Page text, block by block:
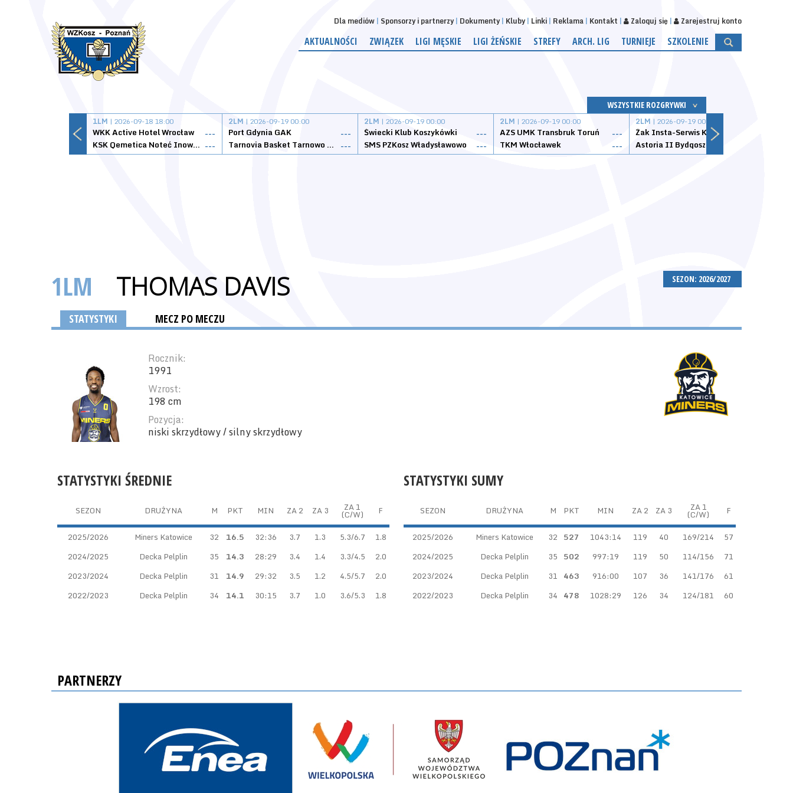
Dla mediów Sponsorzy i partnerzy Dokumenty Kluby Linki Reklama Kontakt Zaloguj się Zarejestruj konto
AKTUALNOŚCI ZWIĄZEK LIGI MĘSKIE LIGI ŻEŃSKIE STREFY ARCH. LIG TURNIEJE SZKOLENIE
WSZYSTKIE ROZGRYWKI
1LM | 2026-09-18 18:00
WKK Active Hotel Wrocław
---
KSK Qemetica Noteć Inowrocław ---
2LM | 2026-09-19 00:00
Port Gdynia GAK
---
Tarnovia Basket Tarnowo Podgórne ---
2LM | 2026-09-19 00:00
Świecki Klub Koszykówki
---
SMS PZKosz Władysławowo
---
2LM | 2026-09-19 00:00
AZS UMK Transbruk Toruń
---
TKM Włocławek
---
2LM | 2026-09-19 00:00
Żak Insta-Serwis Koszalin
Astoria II Bydgoszcz
SEZON: 2026/2027
1LM THOMAS DAVIS
STATYSTYKI MECZ PO MECZU
Rocznik:
1991
Wzrost:
198 cm
Pozycja:
niski skrzydłowy / silny skrzydłowy
STATYSTYKI SUMY
SEZON DRUŻYNA M PKT MIN ZA 2 ZA 3 ZA 1
(C/W) F
2025/2026 Miners Katowice 32 527 1043:14 119 40 169/214
57
2024/2025
Decka Pelplin 35 502 997:19 119 50 114/156
71
2023/2024
Decka Pelplin 31 463 916:00 107 36 141/176
61
2022/2023
Decka Pelplin 34 478 1028:29 126 34 124/181 60
STATYSTYKI ŚREDNIE
SEZON DRUŻYNA M PKT MIN ZA 2 ZA 3 ZA 1
(C/W) F
2025/2026 Miners Katowice 32 16.5 32:36 3.7 1.3 5.3/6.7
1.8
2024/2025
Decka Pelplin 35 14.3 28:29 3.4 1.4 3.3/4.5
2.0
2023/2024
Decka Pelplin 31 14.9 29:32 3.5 1.2 4.5/5.7
2.0
2022/2023
Decka Pelplin 34 14.1 30:15 3.7 1.0 3.6/5.3 1.8
PARTNERZY